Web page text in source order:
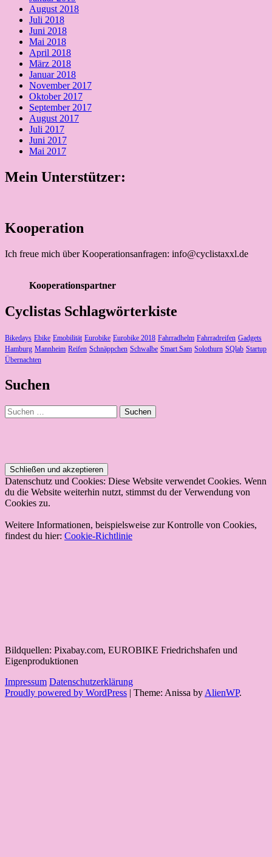
August 2018
Juli 2018
Juni 2018
Mai 2018
April 2018
März 2018
Januar 2018
November 2017
Oktober 2017
September 2017
August 2017
Juli 2017
Juni 2017
Mai 2017
Mein Unterstützer:
Kooperation
Ich freue mich über Kooperationsanfragen: info@cyclistaxxl.de
Kooperationspartner
Cyclistas Schlagwörterkiste
Bikedays Ebike Emobilität Eurobike Eurobike 2018 Fahrradhelm Fahrradreifen Gadgets
Hamburg Mannheim Reifen Schnäppchen Schwalbe Smart Sam Solothurn SQlab Startup
Übernachten
Suchen
Suchen
nach:
Datenschutz und Cookies: Diese Website verwendet Cookies. Wenn
du die Website weiterhin nutzt, stimmst du der Verwendung von
Cookies zu.
Weitere Informationen, beispielsweise zur Kontrolle von Cookies,
findest du hier: Cookie-Richtlinie
Bildquellen: Pixabay.com, EUROBIKE Friedrichshafen und
Eigenproduktionen
Impressum Datenschutzerklärung
Proudly powered by WordPress | Theme: Anissa by AlienWP.